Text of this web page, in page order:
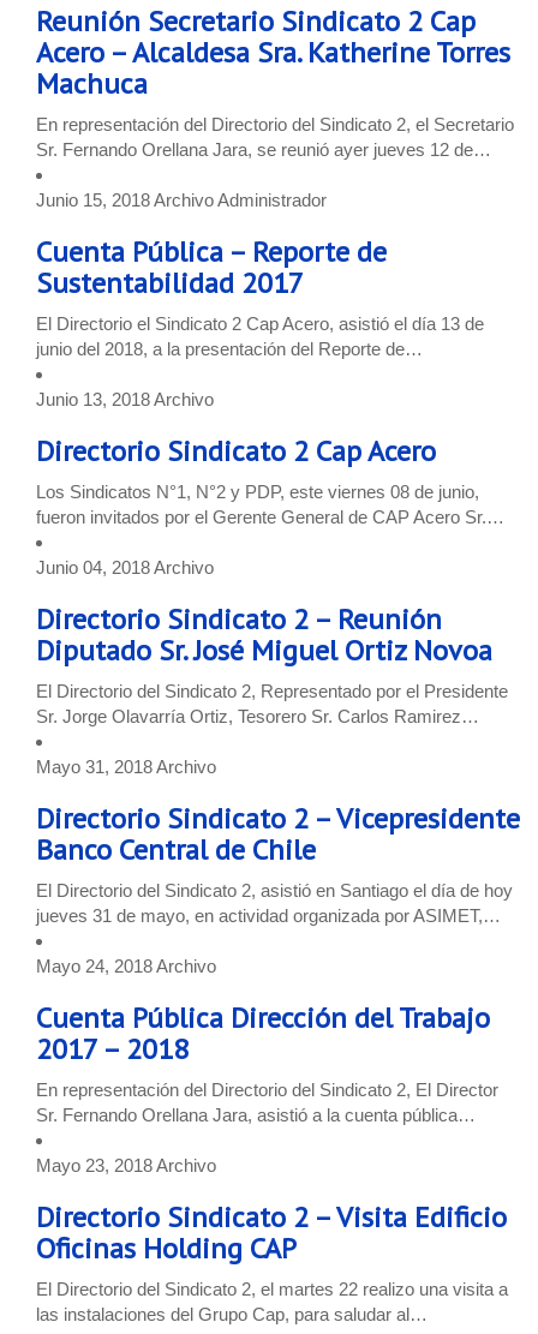
Reunión Secretario Sindicato 2 Cap
Acero – Alcaldesa Sra. Katherine Torres
Machuca
En representación del Directorio del Sindicato 2, el Secretario
Sr. Fernando Orellana Jara, se reunió ayer jueves 12 de…
Junio 15, 2018ArchivoAdministrador
Cuenta Pública – Reporte de
Sustentabilidad 2017
El Directorio el Sindicato 2 Cap Acero, asistió el día 13 de
junio del 2018, a la presentación del Reporte de…
Junio 13, 2018Archivo
Directorio Sindicato 2 Cap Acero
Los Sindicatos N°1, N°2 y PDP, este viernes 08 de junio,
fueron invitados por el Gerente General de CAP Acero Sr.…
Junio 04, 2018Archivo
Directorio Sindicato 2 – Reunión
Diputado Sr. José Miguel Ortiz Novoa
El Directorio del Sindicato 2, Representado por el Presidente
Sr. Jorge Olavarría Ortiz, Tesorero Sr. Carlos Ramirez…
Mayo 31, 2018Archivo
Directorio Sindicato 2 – Vicepresidente
Banco Central de Chile
El Directorio del Sindicato 2, asistió en Santiago el día de hoy
jueves 31 de mayo, en actividad organizada por ASIMET,…
Mayo 24, 2018Archivo
Cuenta Pública Dirección del Trabajo
2017 – 2018
En representación del Directorio del Sindicato 2, El Director
Sr. Fernando Orellana Jara, asistió a la cuenta pública…
Mayo 23, 2018Archivo
Directorio Sindicato 2 – Visita Edificio
Oficinas Holding CAP
El Directorio del Sindicato 2, el martes 22 realizo una visita a
las instalaciones del Grupo Cap, para saludar al…